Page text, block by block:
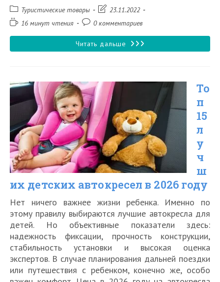
Рубрика
записи:
Туристические товары
Запись23.11.2022
Время16 минут чтения
Комментарии
записи:
0 комментариев
Читать дальше Топ
автомобильных
бустеров
для
детей
в
2026
году
То
п
15
л
у
ч
ш
их детских автокресел в 2026 году
Нет ничего важнее жизни ребенка. Именно по
этому правилу выбираются лучшие автокресла для
детей. Но объективные показатели здесь:
надежность фиксации, прочность конструкции,
стабильность установки и высокая оценка
экспертов. В случае планирования дальней поездки
или путешествия с ребенком, конечно же, особо